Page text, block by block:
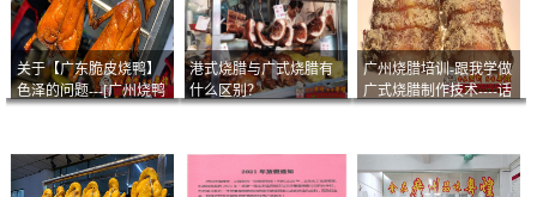
关于【广东脆皮烧鸭】
色泽的问题---[广州烧鸭
港式烧腊与广式烧腊有
什么区别？
广州烧腊培训-跟我学做
广式烧腊制作技术----话